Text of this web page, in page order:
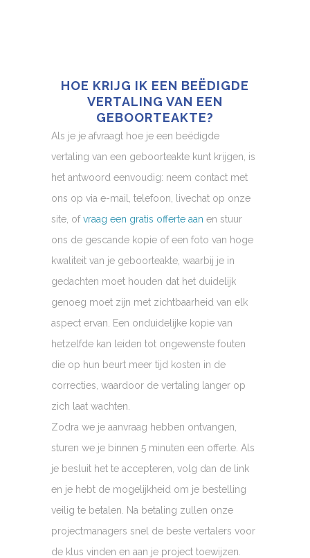
HOE KRIJG IK EEN BEËDIGDE
VERTALING VAN EEN
GEBOORTEAKTE?
Als je je afvraagt hoe je een beëdigde
vertaling van een geboorteakte kunt krijgen, is
het antwoord eenvoudig: neem contact met
ons op via e-mail, telefoon, livechat op onze
site, ofvraag een gratis offerte aan en stuur
ons de gescande kopie of een foto van hoge
kwaliteit van je geboorteakte, waarbij je in
gedachten moet houden dat het duidelijk
genoeg moet zijn met zichtbaarheid van elk
aspect ervan. Een onduidelijke kopie van
hetzelfde kan leiden tot ongewenste fouten
die op hun beurt meer tijd kosten in de
correcties, waardoor de vertaling langer op
zich laat wachten.
Zodra we je aanvraag hebben ontvangen,
sturen we je binnen 5 minuten een offerte. Als
je besluit het te accepteren, volg dan de link
en je hebt de mogelijkheid om je bestelling
veilig te betalen. Na betaling zullen onze
projectmanagers snel de beste vertalers voor
de klus vinden en aan je project toewijzen.